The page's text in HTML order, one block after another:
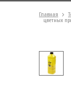
Главная
цветных